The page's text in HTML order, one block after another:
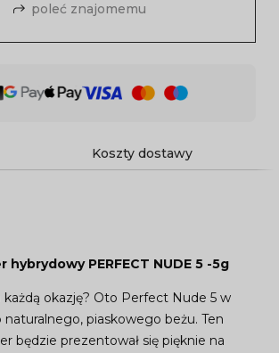
poleć znajomemu
Koszty dostawy
hybrydowy PERFECT NUDE 5 -5g
każdą okazję? Oto Perfect Nude 5 w
piaskowego beżu. Ten
będzie prezentował się pięknie na